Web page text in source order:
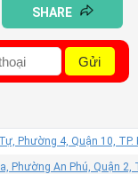
SHARE
Gửi
Phường 4, Quận 10, TP.
Phường An Phú, Quận 2,